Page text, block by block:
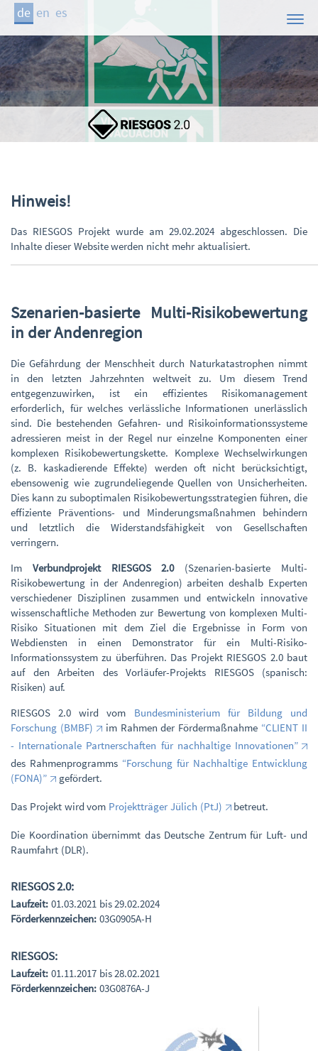
de en es
Start
Das Projekt
Pilotregionen
Demonstrator
Aktuelles
Hinweis!
Das RIESGOS Projekt wurde am 29.02.2024 abgeschlossen. Die
Inhalte dieser Website werden nicht mehr aktualisiert.
Szenarien-basierte Multi-Risikobewertung
in der Andenregion
Die Gefährdung der Menschheit durch Naturkatastrophen nimmt
in den letzten Jahrzehnten weltweit zu. Um diesem Trend
entgegenzuwirken, ist ein effizientes Risikomanagement
erforderlich, für welches verlässliche Informationen unerlässlich
sind. Die bestehenden Gefahren- und Risikoinformationssysteme
adressieren meist in der Regel nur einzelne Komponenten einer
komplexen Risikobewertungskette. Komplexe Wechselwirkungen
(z. B. kaskadierende Effekte) werden oft nicht berücksichtigt,
ebensowenig wie zugrundeliegende Quellen von Unsicherheiten.
Dies kann zu suboptimalen Risikobewertungsstrategien führen, die
effiziente Präventions- und Minderungsmaßnahmen behindern
und letztlich die Widerstandsfähigkeit von Gesellschaften
verringern.
Im Verbundprojekt RIESGOS 2.0(Szenarien-basierte Multi-
Risikobewertung in der Andenregion) arbeiten deshalb Experten
verschiedener Disziplinen zusammen und entwickeln innovative
wissenschaftliche Methoden zur Bewertung von komplexen Multi-
Risiko Situationen mit dem Ziel die Ergebnisse in Form von
Webdiensten in einen Demonstrator für ein Multi-Risiko-
Informationssystem zu überführen. Das Projekt RIESGOS 2.0 baut
auf den Arbeiten des Vorläufer-Projekts RIESGOS (spanisch:
Risiken) auf.
RIESGOS 2.0 wird vom Bundesministerium für Bildung und
Forschung (BMBF)
im Rahmen der Fördermaßnahme “CLIENT II
- Internationale Partnerschaften für nachhaltige Innovationen”
des Rahmenprogramms “Forschung für Nachhaltige Entwicklung
(FONA)”
gefördert.
Das Projekt wird vom Projektträger Jülich (PtJ) betreut.
Die Koordination übernimmt das Deutsche Zentrum für Luft- und
Raumfahrt (DLR).
RIESGOS 2.0:
Laufzeit: 01.03.2021 bis 29.02.2024
Förderkennzeichen: 03G0905A-H
RIESGOS:
Laufzeit: 01.11.2017 bis 28.02.2021
Förderkennzeichen: 03G0876A-J